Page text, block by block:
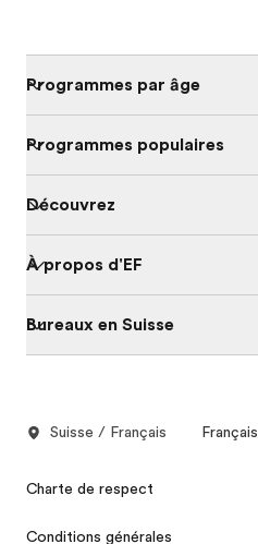
Programmes par âge
Programmes populaires
Découvrez
À propos d'EF
Bureaux en Suisse
Suisse / Français Français
Charte de respect
Conditions générales